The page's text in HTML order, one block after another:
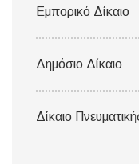
Εμπορικό Δίκαιο
Δημόσιο Δίκαιο
Δίκαιο